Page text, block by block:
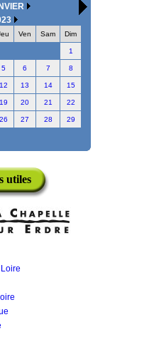
Ven Sam Dim
1
5 6 7 8
12 13 14 15
19 20 21 22
26 27 28 29
utiles